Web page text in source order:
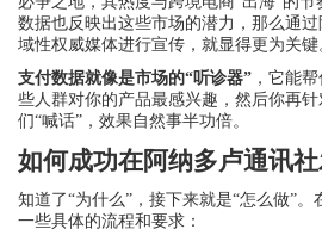
数据也反映出这些市场的潜力，那么通
域性权威媒体进行宣传，就显得更为关键
支付数据就像是市场的“听诊器” ，它能
些人群对你的产品最感兴趣，然后你再
们“喊话”，效果自然事半功倍。
如何成功在阿纳多卢通讯社
知道了“为什么”，接下来就是“怎么做”
一些具体的流程和要求：